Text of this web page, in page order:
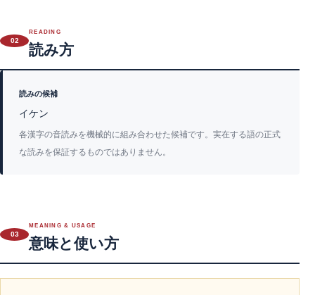
02
READING
読み方
読みの候補
イケン
各漢字の音読みを機械的に組み合わせた候補です。実在する語の正式
な読みを保証するものではありません。
03
MEANING & USAGE
意味と使い方